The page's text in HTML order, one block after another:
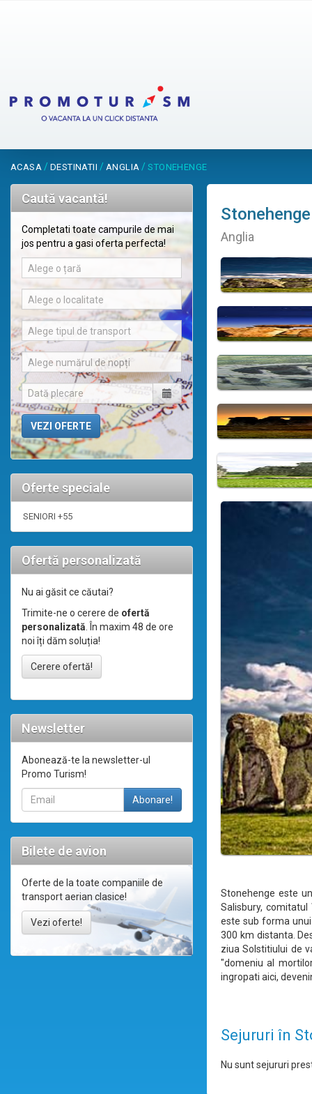
ACASA / DESTINATII / ANGLIA /STONEHENGE
Caută vacantă!
Completati toate campurile de mai
jos pentru a gasi oferta perfecta!
Alege o țară
Alege o localitate
Alege tipul de transport
Alege numărul de nopți
Oferte speciale
SENIORI +55
Ofertă personalizată
Nu ai găsit ce căutai?
Trimite-ne o cerere de ofertă
personalizată. În maxim 48 de ore
noi îți dăm soluția!
Cerere ofertă!
Newsletter
Abonează-te la newsletter-ul
Promo Turism!
Bilete de avion
Oferte de la toate companiile de
transport aerian clasice!
Vezi oferte!
Stonehenge
Anglia
Stonehenge este
Salisbury,
este sub forma
300 km distanta.
ziua Solstitiului de
"domeniu al
ingropati aici,
Sejururi în
Nu sunt sejururi